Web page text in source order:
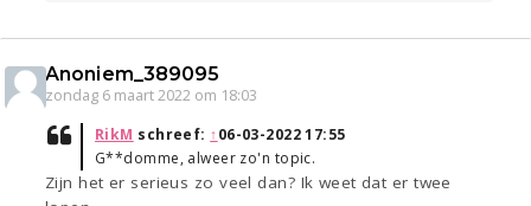
Anoniem_389095
zondag 6 maart 2022 om 18:03
RikM schreef: ↑06-03-2022 17:55
G**domme, alweer zo'n topic.
Zijn het er serieus zo veel dan? Ik weet dat er twee